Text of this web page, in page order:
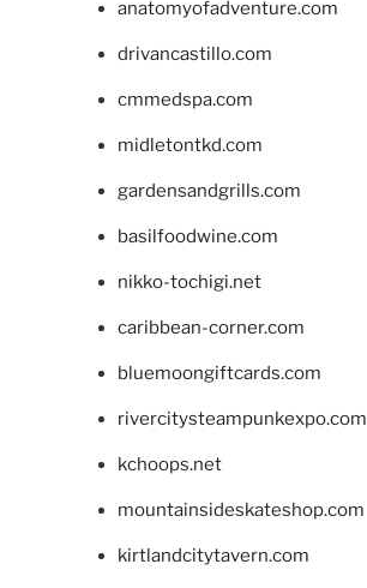
anatomyofadventure.com
drivancastillo.com
cmmedspa.com
midletontkd.com
gardensandgrills.com
basilfoodwine.com
nikko-tochigi.net
caribbean-corner.com
bluemoongiftcards.com
rivercitysteampunkexpo.com
kchoops.net
mountainsideskateshop.com
kirtlandcitytavern.com